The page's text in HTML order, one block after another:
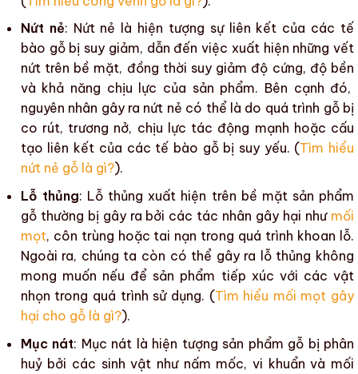
Nứt nẻ: Nứt nẻ là hiện tượng sự liên kết của các tế
bào gỗ bị suy giảm, dẫn đến việc xuất hiện những vết
nứt trên bề mặt, đồng thời suy giảm độ cứng, độ bền
và khả năng chịu lực của sản phẩm. Bên cạnh đó,
nguyên nhân gây ra nứt nẻ có thể là do quá trình gỗ bị
co rút, trương nở, chịu lực tác động mạnh hoặc cấu
tạo liên kết của các tế bào gỗ bị suy yếu. (Tìm hiểu
nứt nẻ gỗ là gì?).
Lỗ thủng: Lỗ thủng xuất hiện trên bề mặt sản phẩm
gỗthường bị gây ra bởi các tác nhân gây hại như mối
mọt, côn trùng hoặc tai nạn trong quá trình khoan lỗ.
Ngoài ra, chúng ta còn có thể gây ra lỗ thủng không
mong muốn nếu để sản phẩm tiếp xúc với các vật
nhọn trong quá trình sử dụng. (Tìm hiểu mối mọt gây
hại cho gỗ là gì?).
Mục nát: Mục nát là hiện tượng sản phẩm gỗ bị phân
huỷ bởi các sinh vật như nấm mốc, vi khuẩn và mối